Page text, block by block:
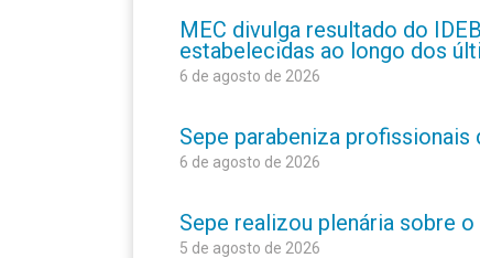
MEC divulga resultado do
estabelecidas ao longo dos
6 de agosto de 2026
Sepe parabeniza
6 de agosto de 2026
Sepe realizou plenária sobre
5 de agosto de 2026